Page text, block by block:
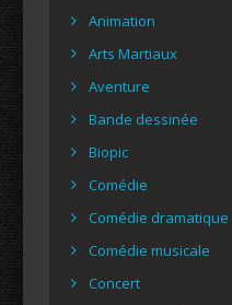
Animation
Arts Martiaux
Aventure
Bande dessinée
Biopic
Comédie
Comédie dramatique
Comédie musicale
Concert